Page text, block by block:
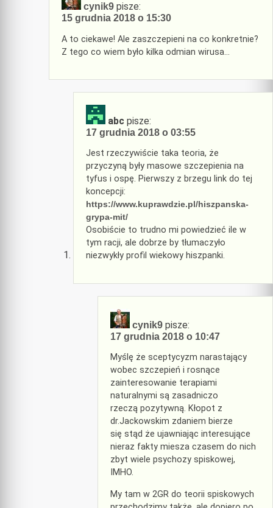
cynik9 pisze:
15 grudnia 2018 o 15:30
A to ciekawe! Ale zaszczepieni na co konkretnie?
Z tego co wiem było kilka odmian wirusa…
abc pisze:
17 grudnia 2018 o 03:55
Jest rzeczywiście taka teoria, że
przyczyną były masowe szczepienia na
tyfus i ospę. Pierwszy z brzegu link do tej
koncepcji:
https://www.kuprawdzie.pl/hiszpanska-
grypa-mit/
Osobiście to trudno mi powiedzieć ile w
tym racji, ale dobrze by tłumaczyło
niezwykły profil wiekowy hiszpanki.
cynik9 pisze:
17 grudnia 2018 o 10:47
Myślę że sceptycyzm narastający
wobec szczepień i rosnące
zainteresowanie terapiami
naturalnymi są zasadniczo
rzeczą pozytywną. Kłopot z
dr.Jackowskim zdaniem bierze
się stąd że ujawniając interesujące
nieraz fakty miesza czasem do nich
zbyt wiele psychozy spiskowej,
IMHO.
My tam w 2GR do teorii spiskowych